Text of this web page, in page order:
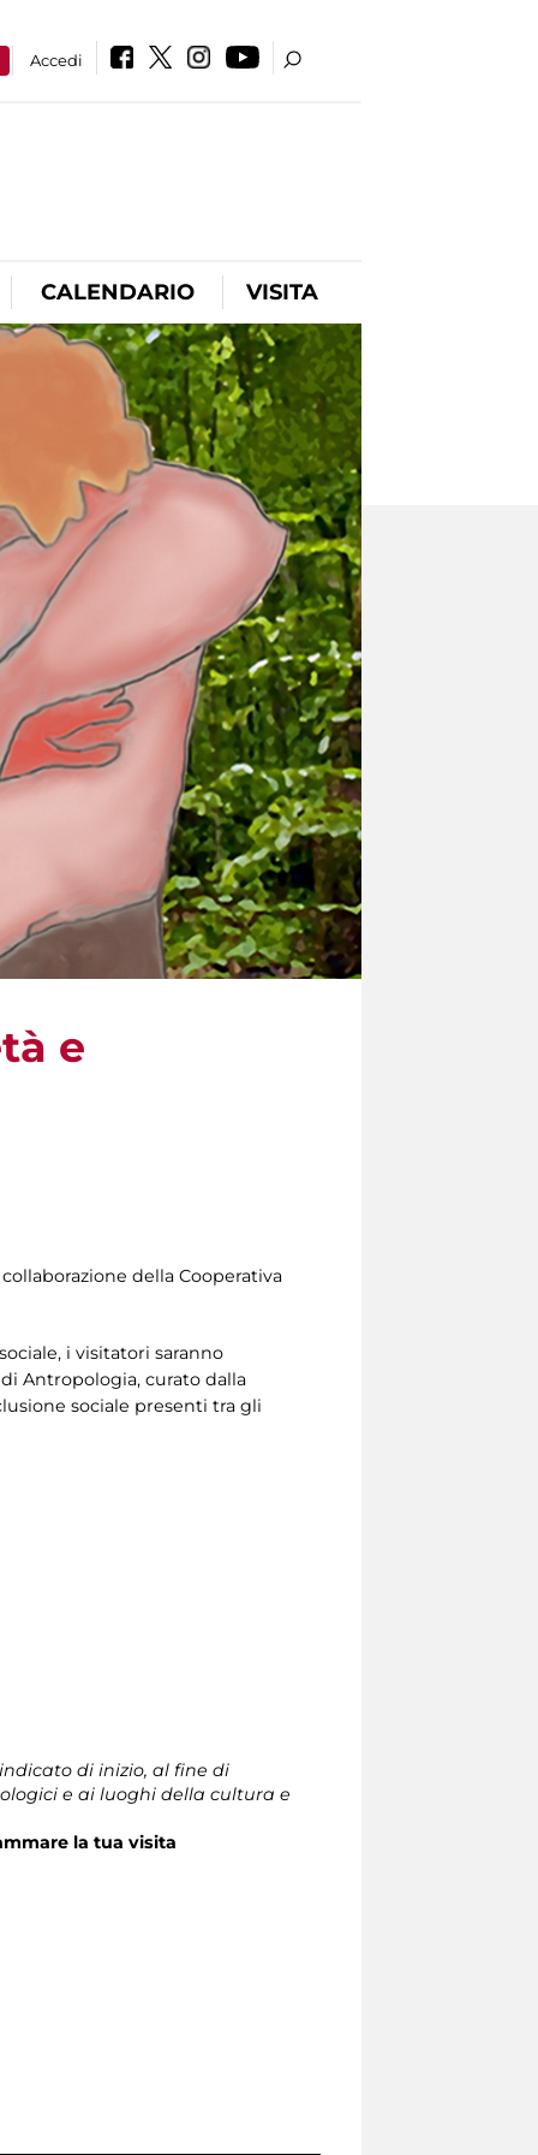
Accedi
CALENDARIO VISITA
e
della Cooperativa
i visitatori saranno
Antropologia, curato dalla
sociale presenti tra gli
di inizio, al fine di
e ai luoghi della cultura e
la tua visita